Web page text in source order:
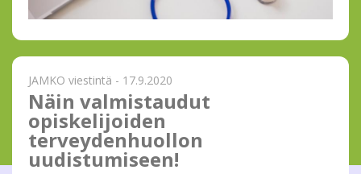
JAMKO viestintä - 17.9.2020
Näin valmistaudut
opiskelijoiden
terveydenhuollon
uudistumiseen!